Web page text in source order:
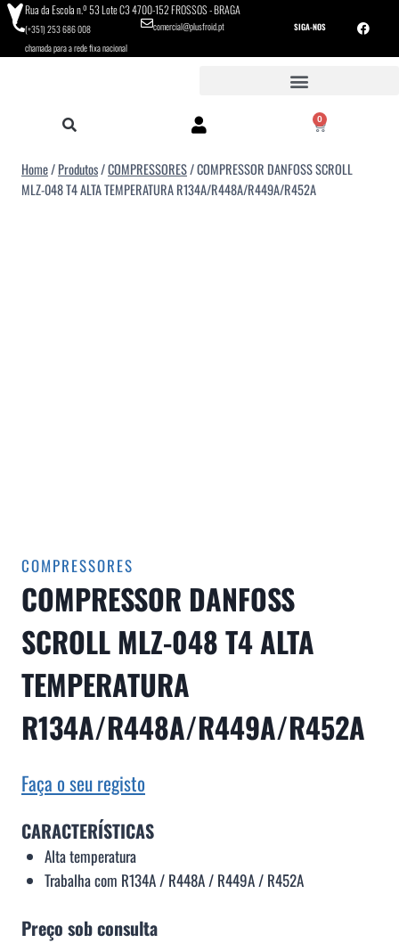
Rua da Escola n.º 53 Lote C3 4700-152 FROSSOS - BRAGA
(+351) 253 686 008
chamada para a rede fixa nacional
comercial@plusfroid.pt SIGA-NOS
0
Home/Produtos/COMPRESSORES/COMPRESSOR DANFOSS SCROLL
MLZ-048 T4 ALTA TEMPERATURA R134A/R448A/R449A/R452A
COMPRESSORES
COMPRESSOR DANFOSS
SCROLL MLZ-048 T4 ALTA
TEMPERATURA
R134A/R448A/R449A/R452A
Faça o seu registo
CARACTERÍSTICAS
Alta temperatura
Trabalha com R134A / R448A / R449A / R452A
Preço sob consulta